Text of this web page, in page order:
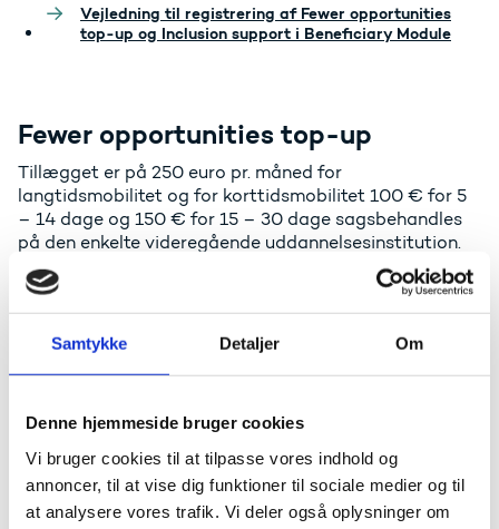
Samtykke Detaljer Om
Denne hjemmeside bruger cookies
Vi bruger cookies til at tilpasse vores indhold og
annoncer, til at vise dig funktioner til sociale medier og til
at analysere vores trafik. Vi deler også oplysninger om
Vejledning til registrering af Fewer opportunities
top-up og Inclusion support i Beneficiary Module
Fewer opportunities top-up
Tillægget er på 250 euro pr. måned for
langtidsmobilitet og for korttidsmobilitet 100 € for 5
– 14 dage og 150 € for 15 – 30 dage sagsbehandles
på den enkelte videregående uddannelsesinstitution.
Kriterier for at modtage fewer opportunities top-up
ovenfor, gælder det, at alle studerende fra Ukraine af
Europa-Kommissionen er defineret som studerende
Læs mere om muligheder for Ukrainske
deltagere i Erasmus+